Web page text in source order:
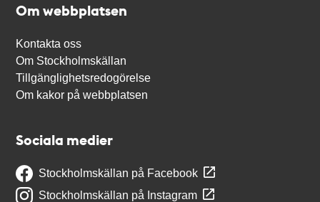
Om webbplatsen
Kontakta oss
Om Stockholmskällan
Tillgänglighetsredogörelse
Om kakor på webbplatsen
Sociala medier
Stockholmskällan på Facebook
Stockholmskällan på Instagram